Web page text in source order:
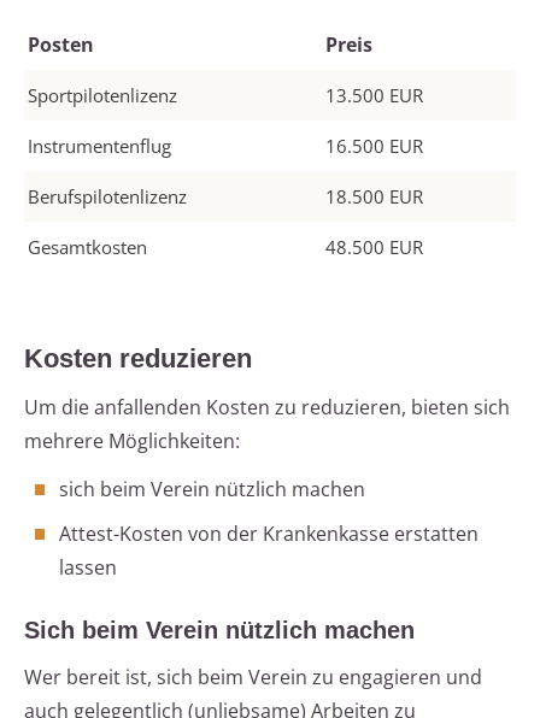
Posten Preis
Sportpilotenlizenz 13.500 EUR
Instrumentenflug 16.500 EUR
Berufspilotenlizenz 18.500 EUR
Gesamtkosten 48.500 EUR
Kosten reduzieren
Um die anfallenden Kosten zu reduzieren, bieten sich
mehrere Möglichkeiten:
sich beim Verein nützlich machen
Attest-Kosten von der Krankenkasse erstatten
lassen
Sich beim Verein nützlich machen
Wer bereit ist, sich beim Verein zu engagieren und
auch gelegentlich (unliebsame) Arbeiten zu